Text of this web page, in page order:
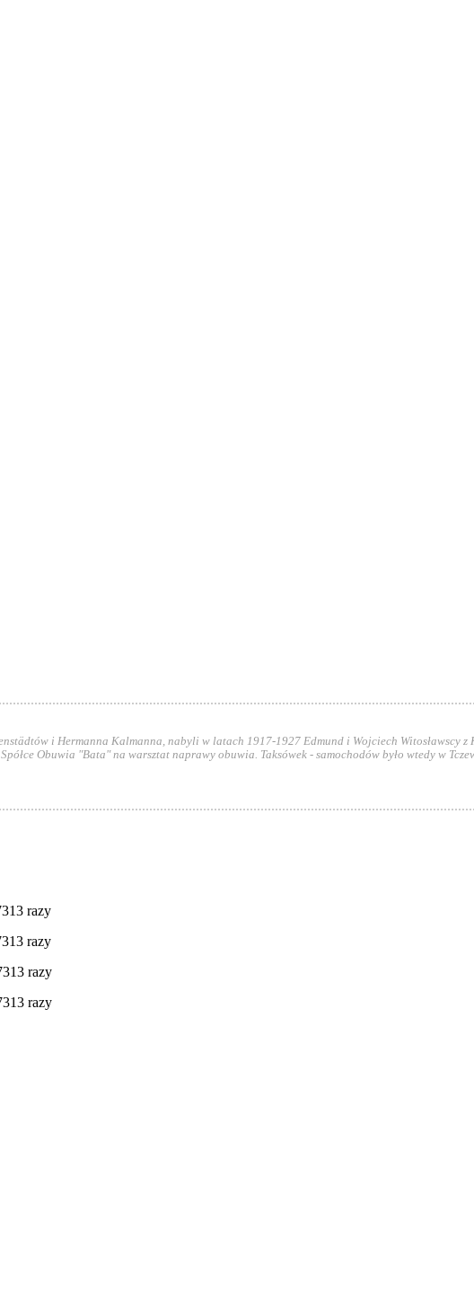
i Hermanna Kalmanna, nabyli w latach 1917-1927 Edmund i Wojciech Witosławscy
Obuwia "Bata" na warsztat naprawy obuwia. Taksówek - samochodów było wtedy w
razy
razy
razy
razy